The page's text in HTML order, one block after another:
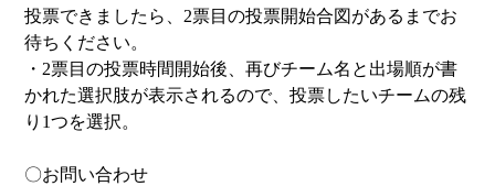
投票できましたら、2票目の投票開始合図があるまでお
待ちください。
・2票目の投票時間開始後、再びチーム名と出場順が書
かれた選択肢が表示されるので、投票したいチームの残
り1つを選択。
〇お問い合わせ